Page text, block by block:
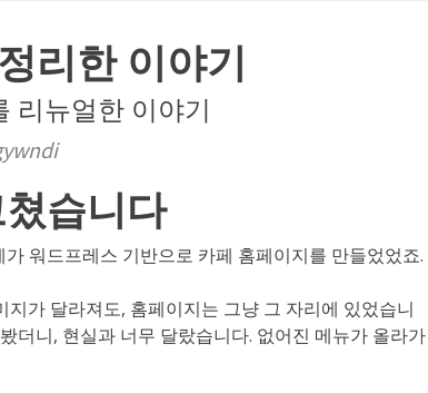
리한 이야기
리뉴얼한 이야기
습니다
워드프레스 기반으로 카페 홈페이지를 만들었었죠.
가 달라져도, 홈페이지는 그냥 그 자리에 있었습니
더니, 현실과 너무 달랐습니다. 없어진 메뉴가 올라가